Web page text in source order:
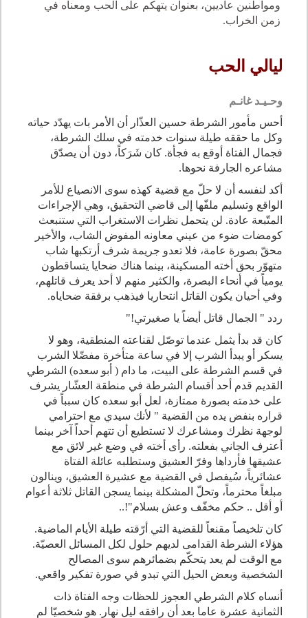
ومواطنين عاديين، بعنوان يتهكم على الحب ومعناه في
زمن الخراب.
ليالي الحب
وحـيـد غانـم
أحس مأمور الشرطة حسين العذّار أن الأمر بات يهدّد حياته
وكل ما حققه طيلة سنوات خدمته في سلك الشرطة،
فجمال الفتاة أوقع به فجأة. كان شَرَكاً، دون أن يصدّق
مشاعره الجارفة نحوها.
أكد لنفسه أن لا حلّ مع قضية كهذه سوى الانصياع للأمر
الواقع وتسليم ملفّها إلى قاضي التحقيق، وهي الإجراءات
المتّبعة عادة. لن يتحمل نظرات الاستغراب التي ستنبعث
كومضات ضوء من عيني معاونه المفوض الشاب، والأخير
محقّ بصورة عامة، فلا تعدو جريمة شرف أرتكبها شاب
متهوّر بحق أخته المسكينة، بينما هناك ضحايا يتساقطون
يومياً في أنحاء البصرة، والكثير منهم لا أحد يعرف قاتلهم،
وفي أحيان يكون القاتل انتحاريا فيذهب برفقة ضحاياه.
ردد " الجمال قاتل أيضاً يا صغيرتي!"
كان قد بدأ يثمل عندما توصّل لقناعته المنطقية، وهو لا
يسكر أو يبدأ الشرب إلا في ساعة متأخرة مفضّلا الشرب
في قسم الشرطة على البيت، ما دام ( أبو سعده) الشرطي
القديم قدم أحد أقسام الشرطة في منطقة العشّار يشرف
على خدمته بصورة ممتازة، لعل أبو سعده كان سبباً في
قراره بنفض يده من القضية " لأنك سيدي مع احترامي
لوجهة نظرك ومشاعرك لا تستطيع أن تتهم أحداً آخر بينما
أعترف الجاني بفعلته. رأى أخته في وضع غير لائق مع
عشيقها فأرداها وفرّ العشيق وستطلبه عائلة الفتاة
عشائرياً، سُيفصل في القضية مع عشيرة العشيق، وينالون
مبلغاً محترماً، وتحلّ المشكلة بينما يسجن القاتل ثلاثة أعوام
أو أقل .. حكم مخفّف وعش بسلام..!"
كان تلخيصاً مقنعاً للقضية التي أرّقته طيلة الأيام الماضية.
هؤلاء الشرطة القدامى لديهم حلول لكل المسائل العصيّة.
مع الوقت لم يعد يتحكّم بضمائرهم سوى المصالح
الشخصية وبعض الحيل التي تبدو في صورة تفكير واقعي.
أنساه كلام الشرطي العجوز للحظات وجه الفتاة ذات
الثمانية عشرة عاما بعد أن رافقه ليل نهار. هو شخصيّا لم